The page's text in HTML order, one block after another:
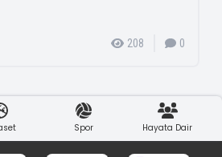
208 0
Spor Hayata Dair